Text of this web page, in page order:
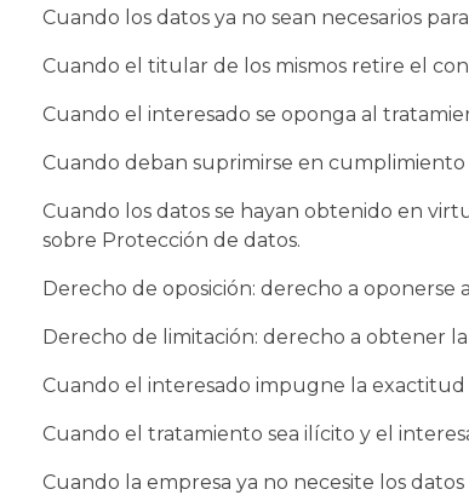
Cuando los datos ya no sean necesarios
Cuando el titular de los mismos retire el
Cuando el interesado se oponga al
Cuando deban suprimirse en cumplimiento
Cuando los datos se hayan obtenido en
sobre Protección de datos.
Derecho de oposición: derecho a
Derecho de limitación: derecho a obtener
Cuando el interesado impugne la
Cuando el tratamiento sea ilícito y el
Cuando la empresa ya no necesite los